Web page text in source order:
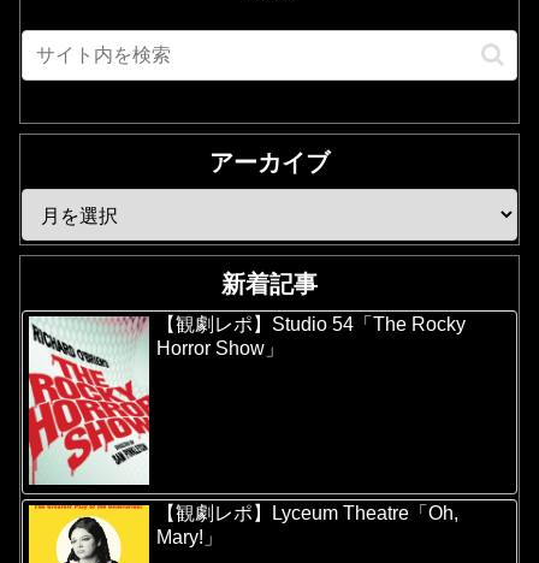
アーカイブ
新着記事
【観劇レポ】Studio 54「The Rocky
Horror Show」
【観劇レポ】Lyceum Theatre「Oh,
Mary!」